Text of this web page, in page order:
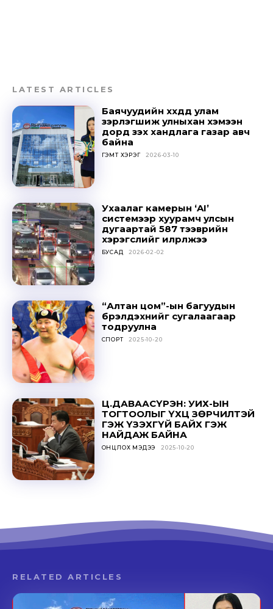
LATEST ARTICLES
Баячуудийн хүүхдүүд улам
зэрлэгшиж улныхан хэмээн
дорд үзэх хандлага газар авч
байна
ГЭМТ ХЭРЭГ 2026-03-10
Ухаалаг камерын ‘AI’
системээр хуурамч улсын
дугаартай 587 тээврийн
хэрэгслийг илрүүлжээ
БУСАД 2026-02-02
“Алтан цом”-ын багуудын
бүрэлдэхүүнийг сугалаагаар
тодруулна
СПОРТ 2025-10-20
Ц.ДАВААСҮРЭН: УИХ-ЫН
ТОГТООЛЫГ ҮХЦ ЗӨРЧИЛТЭЙ
ГЭЖ ҮЗЭХГҮЙ БАЙХ ГЭЖ
НАЙДАЖ БАЙНА
ОНЦЛОХ МЭДЭЭ 2025-10-20
RELATED ARTICLES